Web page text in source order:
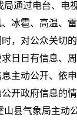
通过电台、电
冰雹、高温、
，对公众关切
日日有信息、
主动公开、依
开政府信息的
县气象局主动